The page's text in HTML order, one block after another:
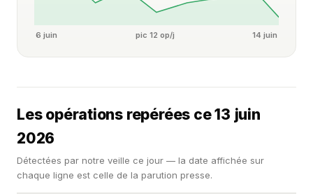
6 juin pic 12 op/j 14 juin
Les opérations repérées ce 13 juin
2026
Détectées par notre veille ce jour — la date affichée sur
chaque ligne est celle de la parution presse.